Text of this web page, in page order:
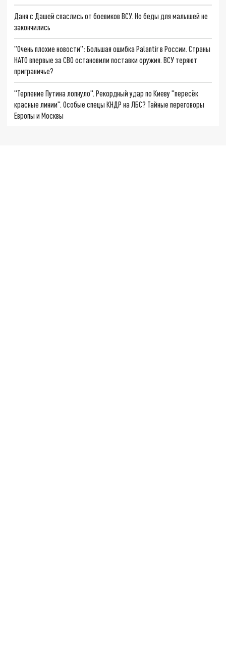
Даня с Дашей спаслись от боевиков ВСУ. Но беды для малышей не
закончились
"Очень плохие новости": Большая ошибка Palantir в России. Страны
НАТО впервые за СВО остановили поставки оружия. ВСУ теряют
приграничье?
"Терпение Путина лопнуло". Рекордный удар по Киеву "пересёк
красные линии". Особые спецы КНДР на ЛБС? Тайные переговоры
Европы и Москвы